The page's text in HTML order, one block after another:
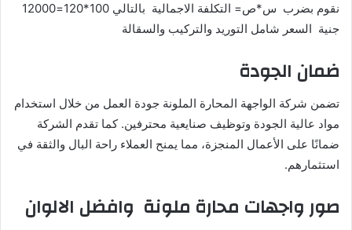
نقوم بضرب س*ص= التكلفة الاجمالية بالتالي 100*120=12000
جنية السعر شامل التوريد والتركيب والسقالة
ضمان الجودة
تضمن شركة الواجهة المحارة الملونة جودة العمل من خلال استخدام
مواد عالية الجودة وتوظيف صنايعية محترفين. كما تقدم الشركة
ضمانًا على الأعمال المنجزة، مما يمنح العملاء راحة البال والثقة في
استثمارهم.
صور واجهات محارة ملونة وافضل الالوان